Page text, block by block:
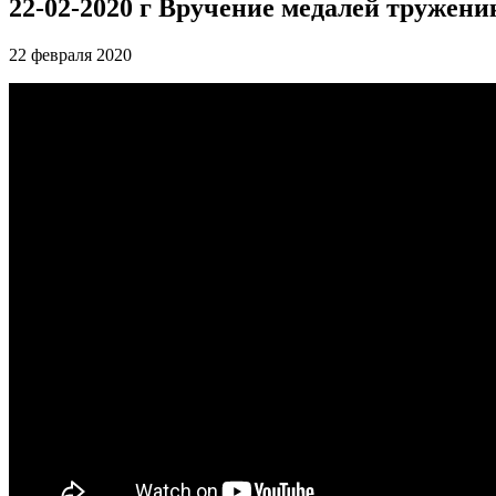
22-02-2020 г Вручение медалей
22 февраля 2020